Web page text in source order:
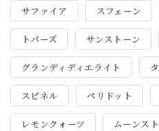
サファイア スフェーン
トパーズ サンストーン
グランディディエライト
スピネル ペリドット
レモンクォーツ ムーンス